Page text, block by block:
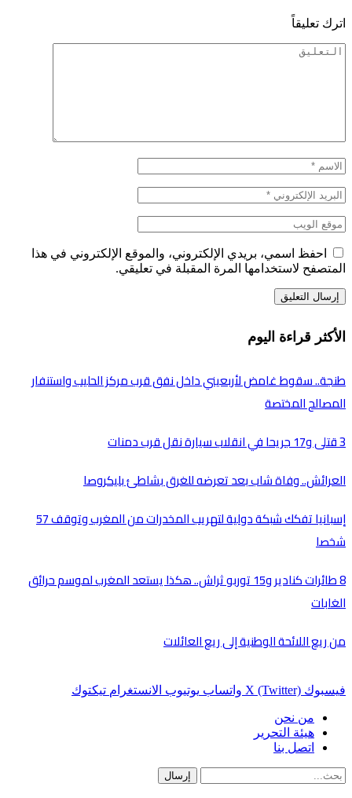
اترك تعليقاً
احفظ اسمي، بريدي الإلكتروني، والموقع الإلكتروني في هذا
المتصفح لاستخدامها المرة المقبلة في تعليقي.
الأكثر قراءة اليوم
طنجة.. سقوط غامض لأربعيني داخل نفق قرب مركز الحليب واستنفار
المصالح المختصة
3 قتلى و17 جريحا في انقلاب سيارة نقل قرب دمنات
العرائش.. وفاة شاب بعد تعرضه للغرق بشاطئ بليكروصا
إسبانيا تفكك شبكة دولية لتهريب المخدرات من المغرب وتوقف 57
شخصا
8 طائرات كنادير و15 توربو ثراش.. هكذا يستعد المغرب لموسم حرائق
الغابات
من ريع اللائحة الوطنية إلى ريع العائلات
فيسبوك X (Twitter) واتساب يوتيوب الانستغرام تيكتوك
من نحن
هيئة التحرير
اتصل بنا
إرسال